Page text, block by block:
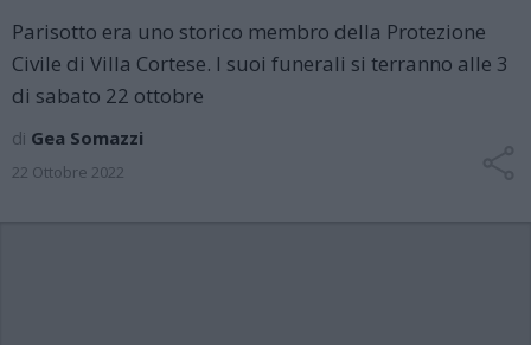
Parisotto era uno storico membro della Protezione
Civile di Villa Cortese. I suoi funerali si terranno alle 3
di sabato 22 ottobre
di Gea Somazzi
22 Ottobre 2022